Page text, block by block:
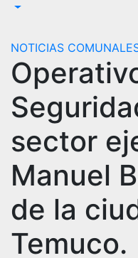
NOTICIAS
sector
Manuel
de la
Temuco.